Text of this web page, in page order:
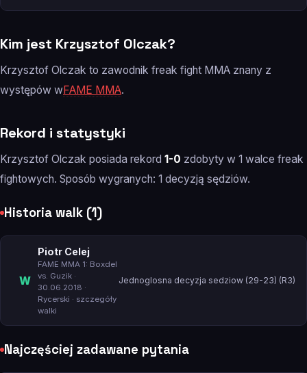
Kim jest Krzysztof Olczak?
Krzysztof Olczak to zawodnik freak fight MMA znany z
występów wFAME MMA.
Rekord i statystyki
Krzysztof Olczak posiada rekord 1-0 zdobyty w 1 walce freak
fightowych. Sposób wygranych: 1 decyzją sędziów.
Historia walk (1)
W
Piotr Celej
FAME MMA 1: Boxdel
vs. Guzik ·
30.06.2018 ·
Rycerski · szczegóły
walki
Jednoglosna decyzja sedziow (29-23) (R3)
Najczęściej zadawane pytania